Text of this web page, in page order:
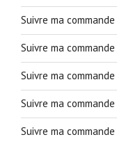
Suivre ma commande
Suivre ma
Suivre ma commande
Suivre ma
Suivre ma